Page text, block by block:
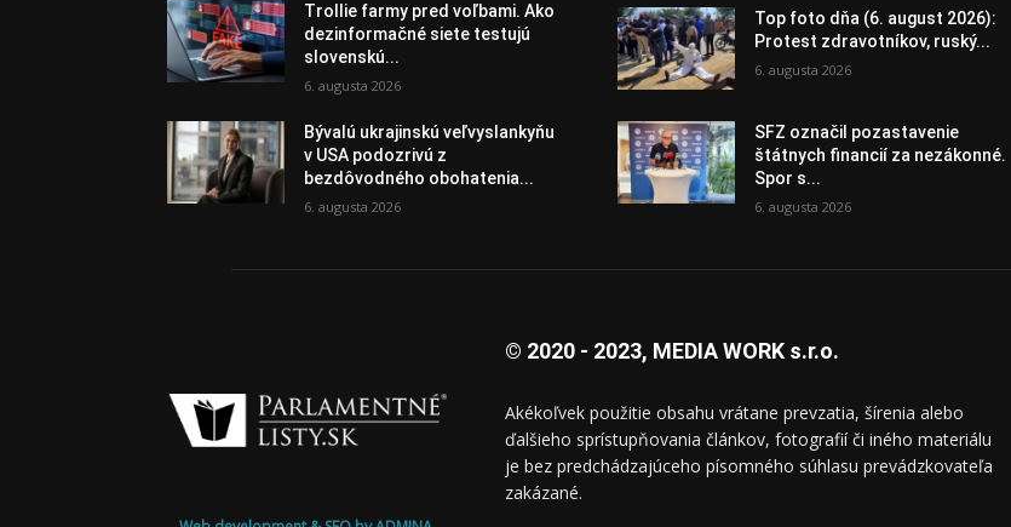
Trollie farmy pred voľbami. Ako
dezinformačné siete testujú
slovenskú...
6. augusta 2026
Bývalú ukrajinskú veľvyslankyňu
v USA podozrivú z
bezdôvodného obohatenia...
6. augusta 2026
Top foto dňa (6. august 2026):
Protest zdravotníkov, ruský...
6. augusta 2026
SFZ označil pozastavenie
štátnych financií za nezákonné.
Spor s...
6. augusta 2026
© 2020 - 2023, MEDIA WORK s.r.o.
Akékoľvek použitie obsahu vrátane prevzatia, šírenia alebo
ďalšieho sprístupňovania článkov, fotografií či iného materiálu
je bez predchádzajúceho písomného súhlasu prevádzkovateľa
zakázané.